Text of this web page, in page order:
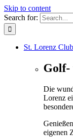
Skip to content
Search for:
St. Lorenz Club
Golf-
Die
Lorenz
eigenen